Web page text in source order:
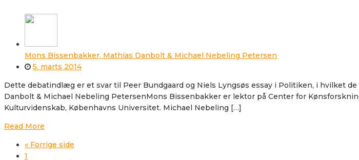
Mons Bissenbakker, Mathias Danbolt & Michael Nebeling Petersen
5. marts 2014
Dette debatindlæg er et svar til Peer Bundgaard og Niels Lyngsøs essay i Politiken, i hvilket
Danbolt & Michael Nebeling PetersenMons Bissenbakker er lektor på Center for
Kulturvidenskab, Københavns Universitet. Michael Nebeling […]
Read More
« Forrige side
1